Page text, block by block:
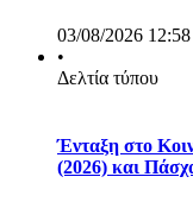
03/08/2026 12:58
•
Δελτία τύπου
Ένταξη στο
(2026) και